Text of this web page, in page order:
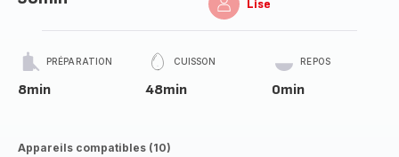
Lise
PRÉPARATION
8min
CUISSON
48min
REPOS
0min
Appareils compatibles (10)